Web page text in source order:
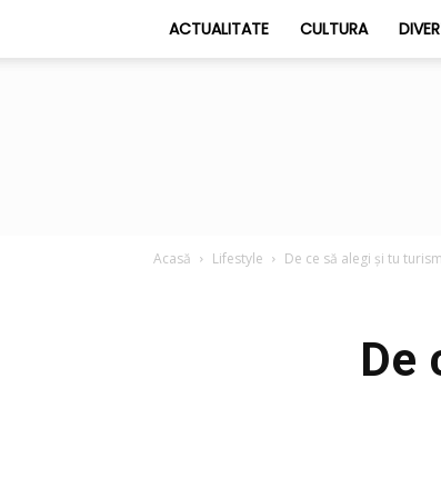
ACTUALITATE CULTURA
Acasă Lifestyle De ce să alegi și tu
De